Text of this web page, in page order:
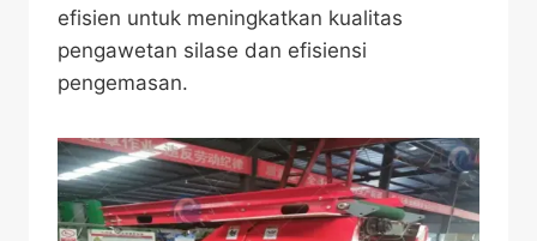
efisien untuk meningkatkan kualitas
pengawetan silase dan efisiensi
pengemasan.